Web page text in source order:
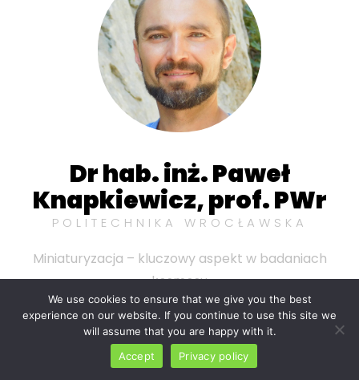
Dr hab. inż. Paweł
Knapkiewicz, prof. PWr
POLITECHNIKA WROCŁAWSKA
Miniaturyzacja – kluczowy aspekt w badaniach
kosmosu
We use cookies to ensure that we give you the best
experience on our website. If you continue to use this site we
will assume that you are happy with it.
Accept
Privacy policy